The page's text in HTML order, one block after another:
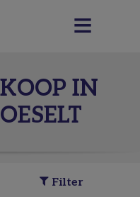
IN
Filter